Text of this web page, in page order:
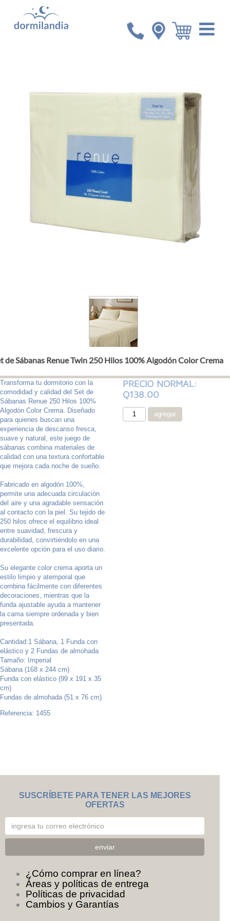
Inicio Accesorios
Set de Sábanas Renue Twin 250
de Sábanas Renue Twin 250 Hilos 100% Algodón Color Crema
Transforma tu dormitorio con la
comodidad y calidad del Set de
Sábanas Renue 250 Hilos 100%
Algodón Color Crema. Diseñado
para quienes buscan una
experiencia de descanso fresca,
suave y natural, este juego de
sábanas combina materiales de
calidad con una textura confortable
que mejora cada noche de sueño.
Fabricado en algodón 100%,
permite una adecuada circulación
del aire y una agradable sensación
al contacto con la piel. Su tejido de
250 hilos ofrece el equilibrio ideal
entre suavidad, frescura y
durabilidad, convirtiéndolo en una
excelente opción para el uso diario.
Su elegante color crema aporta un
estilo limpio y atemporal que
combina fácilmente con diferentes
decoraciones, mientras que la
funda ajustable ayuda a mantener
la cama siempre ordenada y bien
presentada.
Cantidad:1 Sábana, 1 Funda con
elástico y 2 Fundas de almohada
Tamaño: Imperial
Sábana (168 x 244 cm)
Funda con elástico (99 x 191 x 35
cm)
Fundas de almohada (51 x 76 cm)
Referencia: 1455
PRECIO NORMAL:
Q138.00
SUSCRÍBETE PARA TENER LAS MEJORES
OFERTAS
¿Cómo comprar en línea?
Áreas y políticas de entrega
Políticas de privacidad
Cambios y Garantías